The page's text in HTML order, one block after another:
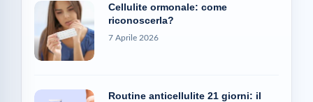
Cellulite ormonale: come
riconoscerla?
7 Aprile 2026
Routine anticellulite 21 giorni: il